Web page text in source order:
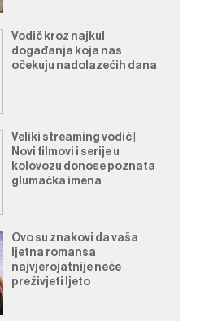
Vodič kroz najkul
događanja koja nas
očekuju nadolazećih dana
Veliki streaming vodič |
Novi filmovi i serije u
kolovozu donose poznata
glumačka imena
Ovo su znakovi da vaša
ljetna romansa
najvjerojatnije neće
preživjeti ljeto